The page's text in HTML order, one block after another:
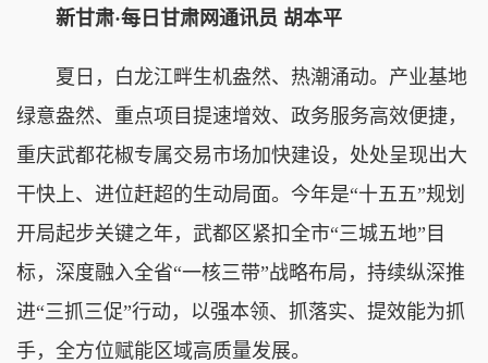
新甘肃·每日甘肃网通讯员 胡本平
夏日，白龙江畔生机盎然、热潮涌动。产业基地
绿意盎然、重点项目提速增效、政务服务高效便捷，
重庆武都花椒专属交易市场加快建设，处处呈现出大
干快上、进位赶超的生动局面。今年是“十五五”规划
开局起步关键之年，武都区紧扣全市“三城五地”目
标，深度融入全省“一核三带”战略布局，持续纵深推
进“三抓三促”行动，以强本领、抓落实、提效能为抓
手，全方位赋能区域高质量发展。